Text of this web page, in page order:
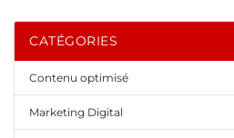
CATÉGORIES
Contenu optimisé
Marketing Digital